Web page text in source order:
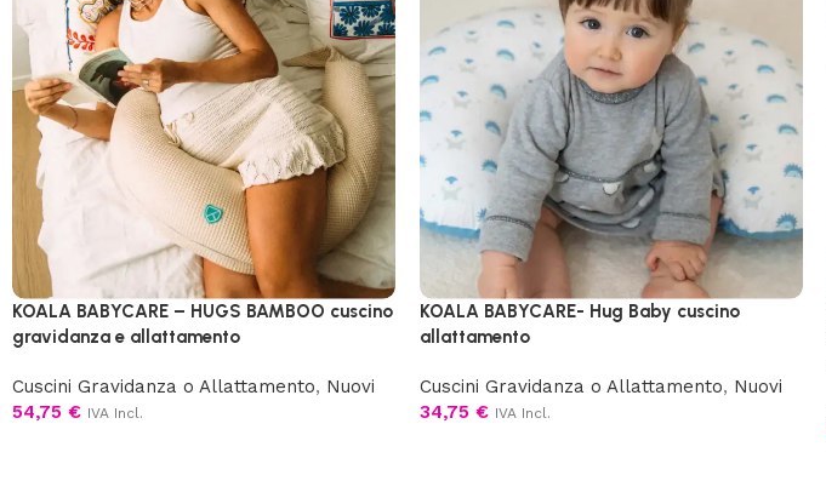
KOALA BABYCARE – HUGS BAMBOO cuscino
gravidanza e allattamento
Cuscini Gravidanza o Allattamento, Nuovi
54,75 € IVA Incl.
KOALA BABYCARE- Hug Baby cuscino
allattamento
Cuscini Gravidanza o Allattamento, Nuovi
34,75 € IVA Incl.